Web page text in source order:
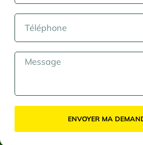
ENVOYER MA